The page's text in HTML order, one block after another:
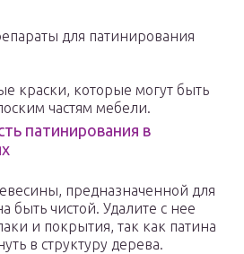
для патинирования
краски, которые могут быть
частям мебели.
патинирования в
предназначенной для
быть чистой. Удалите с нее
и покрытия, так как патина
в структуру дерева.